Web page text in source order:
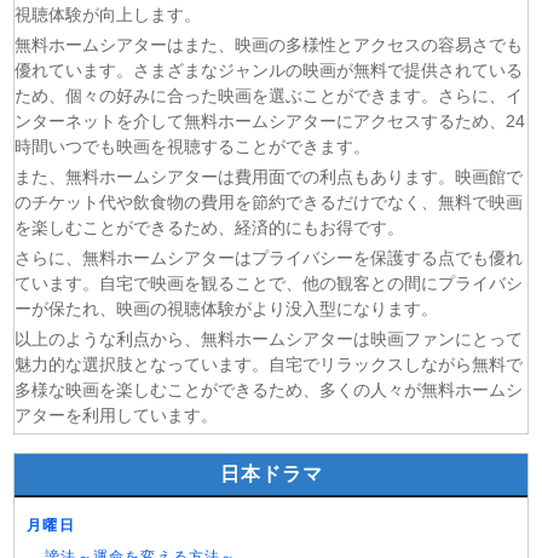
(06/08)マッサン 第18話
(06/08)風、薫る 第94話
(06/08)君は夏のなか 第6話
(06/08) いびってこない義母と義姉 第5話
(06/08)サンダー３ 第5話
視聴体験が向上します。
無料ホームシアターはまた、映画の多様性とアクセスの容易さでも
優れています。さまざまなジャンルの映画が無料で提供されている
ため、個々の好みに合った映画を選ぶことができます。さらに、イ
ンターネットを介して無料ホームシアターにアクセスするため、24
時間いつでも映画を視聴することができます。
また、無料ホームシアターは費用面での利点もあります。映画館で
のチケット代や飲食物の費用を節約できるだけでなく、無料で映画
を楽しむことができるため、経済的にもお得です。
さらに、無料ホームシアターはプライバシーを保護する点でも優れ
ています。自宅で映画を観ることで、他の観客との間にプライバシ
ーが保たれ、映画の視聴体験がより没入型になります。
以上のような利点から、無料ホームシアターは映画ファンにとって
魅力的な選択肢となっています。自宅でリラックスしながら無料で
多様な映画を楽しむことができるため、多くの人々が無料ホームシ
アターを利用しています。
日本ドラマ
月曜日